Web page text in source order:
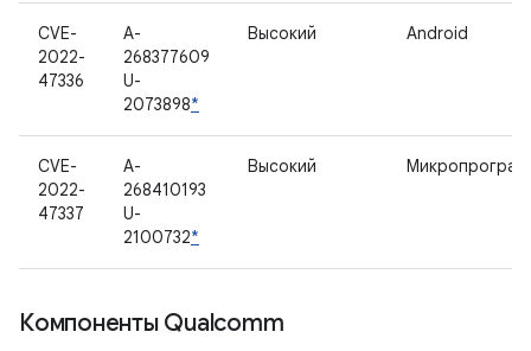
CVE-
2022-
47336
A-
268377609
U-
2073898*
Высокий Android
CVE-
2022-
47337
A-
268410193
U-
2100732*
Высокий
Компоненты Qualcomm